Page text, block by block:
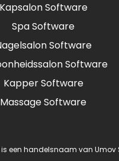
Kapsalon Software
Spa Software
Software
Software
Kapper Software
Massage Software
een handelsnaam van Umov